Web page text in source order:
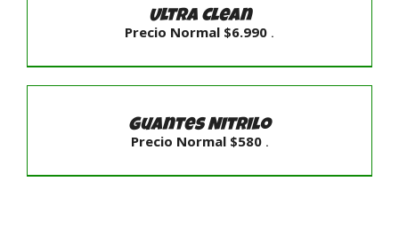
Ultra Clean
Precio Normal $6.990 .
Guantes Nitrilo
Precio Normal $580 .